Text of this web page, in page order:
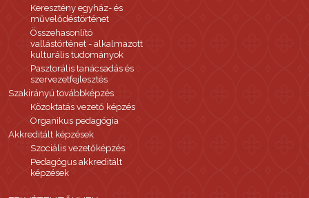
Keresztény egyház- és
művelődéstörténet
Összehasonlító
vallástörténet - alkalmazott
kulturális tudományok
Pasztorális tanácsadás és
szervezetfejlesztés
Szakirányú továbbképzés
Közoktatás vezető képzés
Organikus pedagógia
Akkreditált képzések
Szociális vezetőképzés
Pedagógus akkreditált
képzések